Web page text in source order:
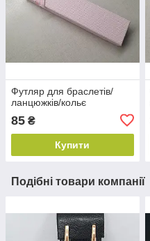
Футляр для браслетів/
ланцюжків/кольє
85 ₴
Купити
Подібні товари компанії